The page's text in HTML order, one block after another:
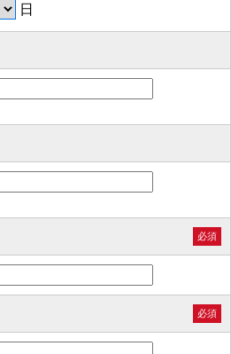
日
必須
必須